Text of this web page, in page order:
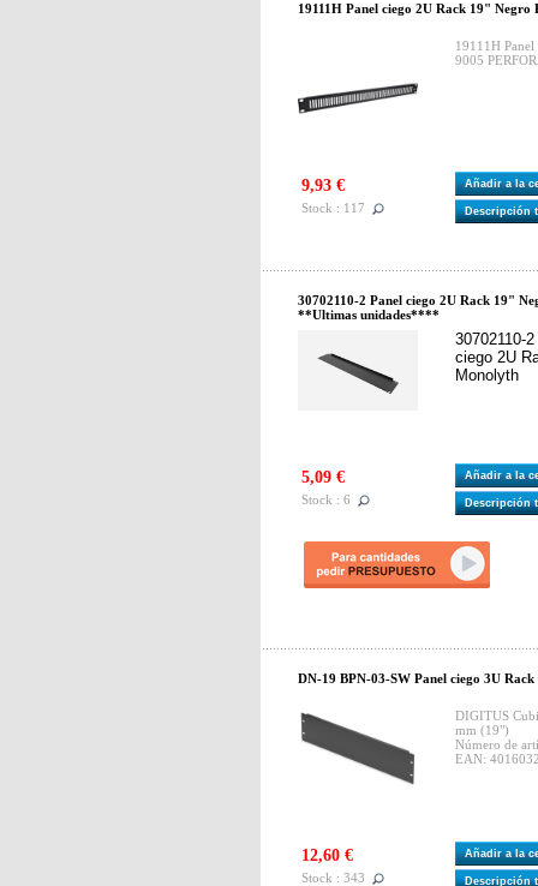
19111H Panel ciego 2U Rack 19"
19111H
9005
9,93 €
Stock : 117
Añadir a la
Descripción
30702110-2 Panel ciego 2U Rack 19"
**Ultimas unidades****
30702110-
ciego 2U
Monolyth
5,09 €
Stock : 6
Añadir a la
Descripción
DN-19 BPN-03-SW Panel ciego 3U
DIGITUS
mm (19")
Número de
EAN:
12,60 €
Stock : 343
Añadir a la
Descripción